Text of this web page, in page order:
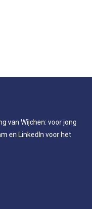
van Wijchen: voor jong
en LinkedIn voor het